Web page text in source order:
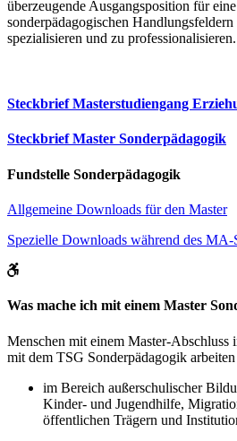
überzeugende Ausgangsposition für
sonderpädagogischen
spezialisieren und zu professionalisieren.
Steckbrief Masterstudiengang
Steckbrief Master Sonderpädagogik
Fundstelle Sonderpädagogik
Allgemeine Downloads für den Master
Spezielle Downloads während des MA-
Was mache ich mit einem Master
Menschen mit einem Master-Abschluss
mit dem TSG Sonderpädagogik
im Bereich außerschulischer
Kinder- und Jugendhilfe,
öffentlichen Trägern und